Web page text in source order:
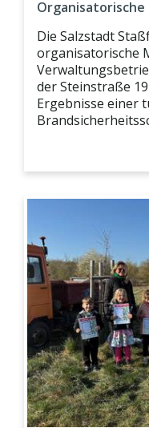
Die Salzstadt
organisatorische
der Steinstraße
Ergebnisse einer